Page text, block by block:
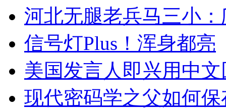
河北无腿老兵马三小
信号灯Plus！浑身都亮
美国发言人即兴用中
现代密码学之父如何